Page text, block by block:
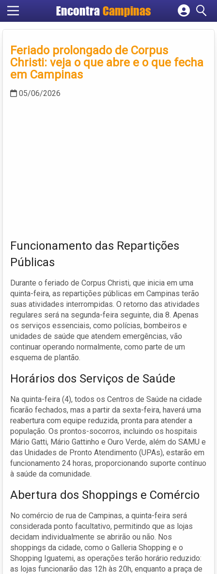
Encontra Campinas
Cadastrar empresa
Criar conta
Feriado prolongado de Corpus
Christi: veja o que abre e o que fecha
em Campinas
05/06/2026
Funcionamento das Repartições
Públicas
Durante o feriado de Corpus Christi, que inicia em uma
quinta-feira, as repartições públicas em Campinas terão
suas atividades interrompidas. O retorno das atividades
regulares será na segunda-feira seguinte, dia 8. Apenas
os serviços essenciais, como polícias, bombeiros e
unidades de saúde que atendem emergências, vão
continuar operando normalmente, como parte de um
esquema de plantão.
Horários dos Serviços de Saúde
Na quinta-feira (4), todos os Centros de Saúde na cidade
ficarão fechados, mas a partir da sexta-feira, haverá uma
reabertura com equipe reduzida, pronta para atender a
população. Os prontos-socorros, incluindo os hospitais
Mário Gatti, Mário Gattinho e Ouro Verde, além do SAMU e
das Unidades de Pronto Atendimento (UPAs), estarão em
funcionamento 24 horas, proporcionando suporte contínuo
à saúde da comunidade.
Abertura dos Shoppings e Comércio
No comércio de rua de Campinas, a quinta-feira será
considerada ponto facultativo, permitindo que as lojas
decidam individualmente se abrirão ou não. Nos
shoppings da cidade, como o Galleria Shopping e o
Shopping Iguatemi, as operações terão horário reduzido:
as lojas funcionarão das 12h às 20h, enquanto a praça de